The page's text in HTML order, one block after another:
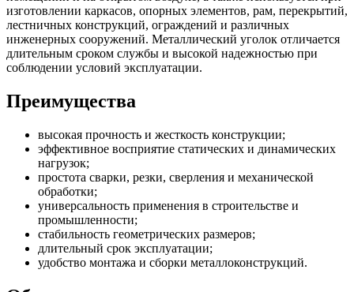
изготовлении каркасов, опорных элементов, рам, перекрытий,
лестничных конструкций, ограждений и различных
инженерных сооружений. Металлический уголок отличается
длительным сроком службы и высокой надежностью при
соблюдении условий эксплуатации.
Преимущества
высокая прочность и жесткость конструкции;
эффективное восприятие статических и динамических
нагрузок;
простота сварки, резки, сверления и механической
обработки;
универсальность применения в строительстве и
промышленности;
стабильность геометрических размеров;
длительный срок эксплуатации;
удобство монтажа и сборки металлоконструкций.